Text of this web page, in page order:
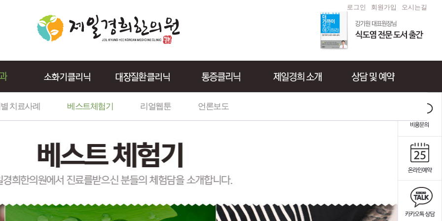
로그인 회원가입 오시는길
치료사례 베스트체험기 리얼웹툰 언론보도